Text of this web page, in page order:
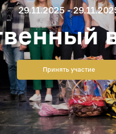
29.11.2025 -
Принять участие